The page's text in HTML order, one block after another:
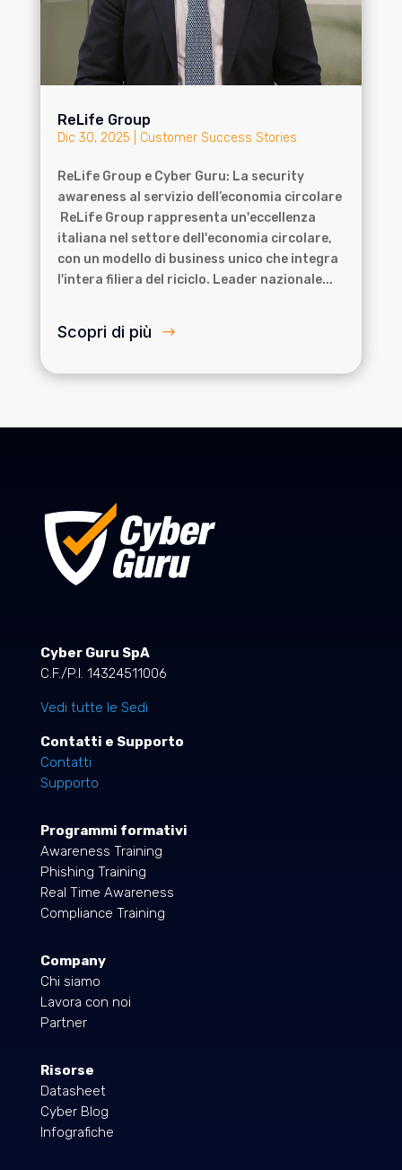
ReLife Group
Dic 30, 2025 Customer Success Stories
ReLife Group e Cyber Guru: La security
awareness al servizio dell’economia circolare
ReLife Group rappresenta un'eccellenza
italiana nel settore dell'economia circolare,
con un modello di business unico che integra
l'intera filiera del riciclo. Leader nazionale...
Scopri di più
Cyber Guru SpA
C.F./P.I. 14324511006
Vedi tutte le Sedi
Contatti e Supporto
Contatti
Supporto
Programmi formativi
Awareness Training
Phishing Training
Real Time Awareness
Compliance Training
Company
Chi siamo
Lavora con noi
Partner
Risorse
Datasheet
Cyber Blog
Infografiche